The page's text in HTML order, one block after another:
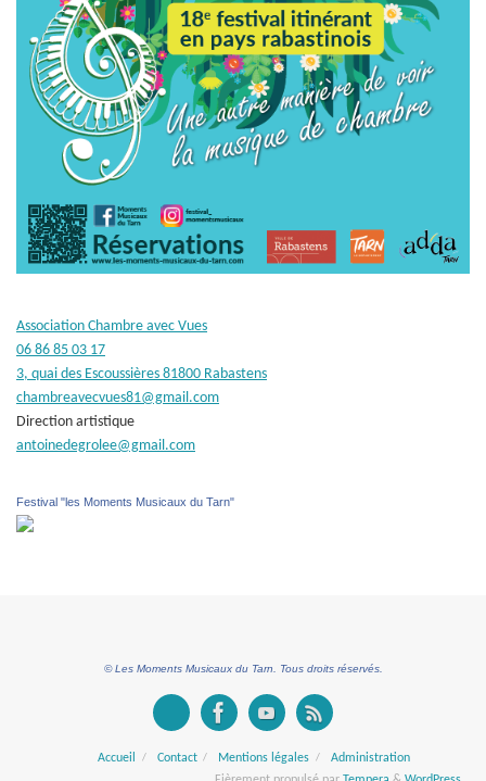
Association Chambre avec Vues
06 86 85 03 17
3, quai des Escoussières 81800 Rabastens
chambreavecvues81@gmail.com
Direction artistique
antoinedegrolee@gmail.com
Festival "les Moments Musicaux du Tarn"
© Les Moments Musicaux du Tarn. Tous droits réservés.
Accueil Contact Mentions légales
Administration